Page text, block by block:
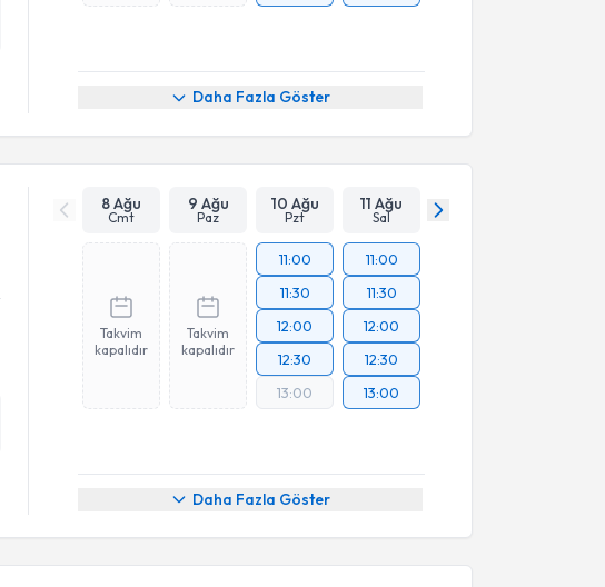
Daha Fazla Göster
8 Ağu
Cmt
9 Ağu
Paz
10 Ağu
Pzt
11 Ağu
Sal
Takvim
kapalıdır
Takvim
kapalıdır
11:00
11:30
12:00
12:30
13:00
11:00
11:30
12:00
12:30
13:00
Daha Fazla Göster